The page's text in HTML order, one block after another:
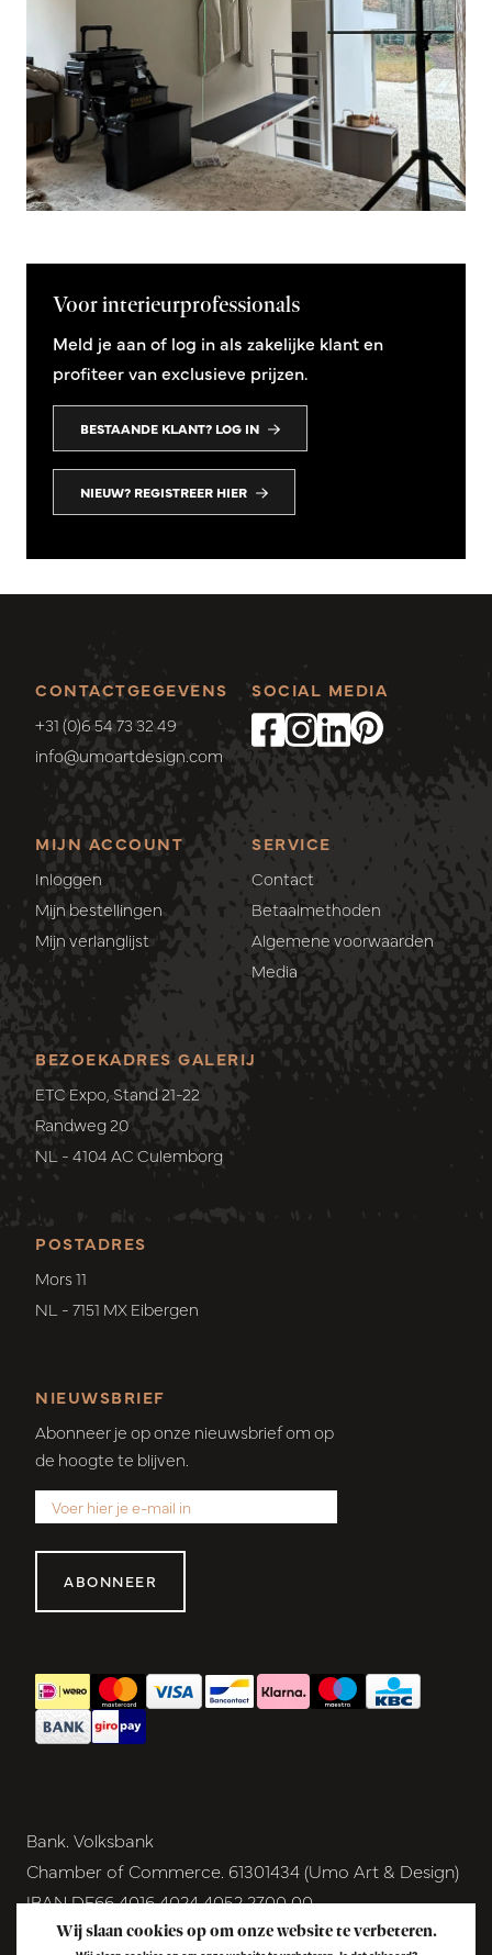
Voor interieurprofessionals
Meld je aan of log in als zakelijke klant en
profiteer van exclusieve prijzen.
BESTAANDE KLANT? LOG IN
NIEUW? REGISTREER HIER
CONTACTGEGEVENS
+31 (0)6 54 73 32 49
info@umoartdesign.com
MIJN ACCOUNT
Inloggen
Mijn bestellingen
Mijn verlanglijst
SERVICE
Contact
Betaalmethoden
Algemene voorwaarden
Media
SOCIAL MEDIA
POSTADRES
Mors 11
NL - 7151 MX Eibergen
BEZOEKADRES GALERIJ
ETC Expo, Stand 21-22
Randweg 20
NL - 4104 AC Culemborg
NIEUWSBRIEF
Abonneer je op onze nieuwsbrief om op
de hoogte te blijven.
ABONNEER
Bank. Volksbank
Chamber of Commerce. 61301434 (Umo Art & Design)
IBAN DE66 4016 4024 4052 2700 00
BIC GENODEM1GRN
Wij slaan cookies op om onze website te verbeteren.